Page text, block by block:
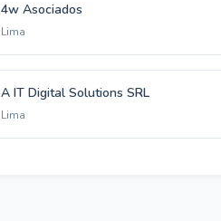
4w Asociados
Lima
A IT Digital Solutions SRL
Lima